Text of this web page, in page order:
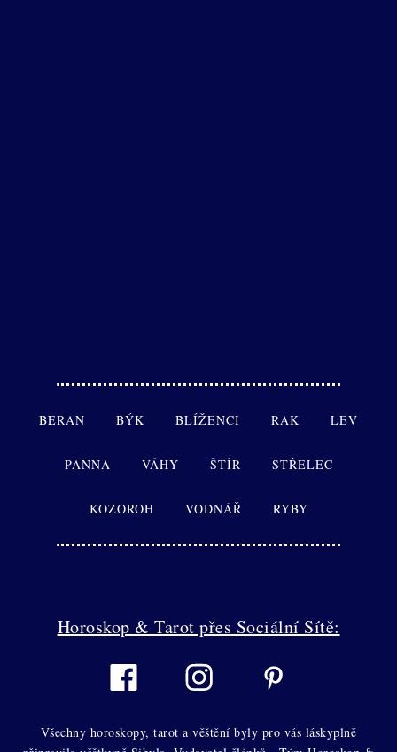
BERAN BÝK BLÍŽENCI RAK LEV
PANNA VÁHY ŠTÍR STŘELEC
KOZOROH VODNÁŘ RYBY
Horoskop & Tarot přes Sociální Sítě:
Všechny horoskopy, tarot a věštění byly pro vás láskyplně